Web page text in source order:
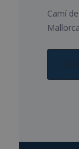
Camí